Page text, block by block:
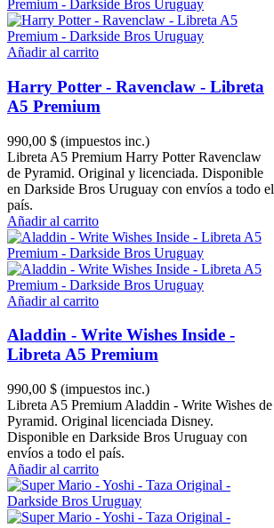
Añadir al carrito
Harry Potter - Ravenclaw - Libreta
A5 Premium
990,00 $ (impuestos inc.)
Libreta A5 Premium Harry Potter Ravenclaw
de Pyramid. Original y licenciada. Disponible
en Darkside Bros Uruguay con envíos a todo el
país.
Añadir al carrito
Añadir al carrito
Aladdin - Write Wishes Inside -
Libreta A5 Premium
990,00 $ (impuestos inc.)
Libreta A5 Premium Aladdin - Write Wishes de
Pyramid. Original licenciada Disney.
Disponible en Darkside Bros Uruguay con
envíos a todo el país.
Añadir al carrito